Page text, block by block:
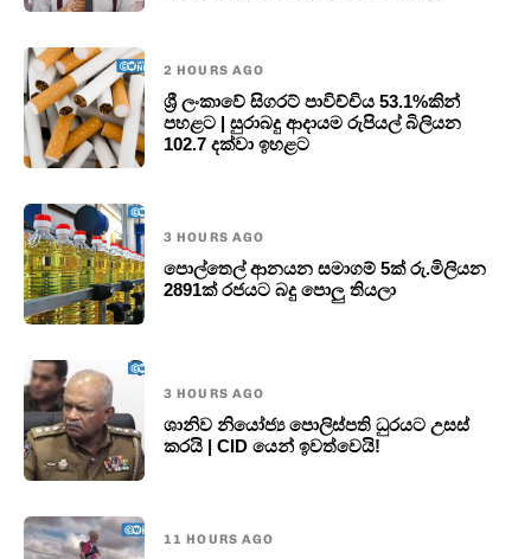
2 HOURS AGO
ශ්‍රී ලංකාවේ සිගරට් පාවිච්චිය 53.1%කින්
පහළට | සුරාබදු ආදායම රුපියල් බිලියන
102.7 දක්වා ඉහළට
3 HOURS AGO
පොල්තෙල් ආනයන සමාගම් 5ක් රු.මිලියන
2891ක් රජයට බදු පොලු තියලා
3 HOURS AGO
ශානිව නියෝජ්‍ය පොලිස්පති ධුරයට උසස්
කරයි | CID යෙන් ඉවත්වෙයි!
11 HOURS AGO